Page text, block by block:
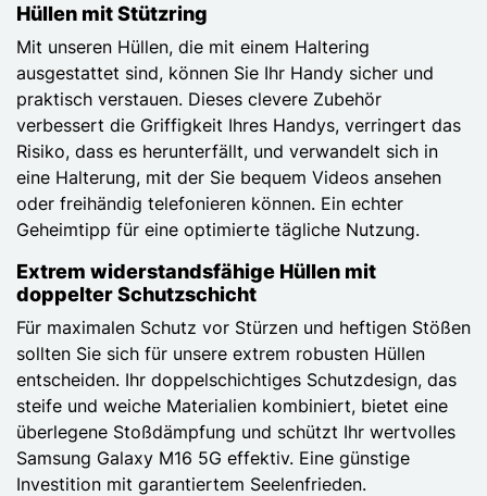
Hüllen mit Stützring
Mit unseren Hüllen, die mit einem Haltering
ausgestattet sind, können Sie Ihr Handy sicher und
praktisch verstauen. Dieses clevere Zubehör
verbessert die Griffigkeit Ihres Handys, verringert das
Risiko, dass es herunterfällt, und verwandelt sich in
eine Halterung, mit der Sie bequem Videos ansehen
oder freihändig telefonieren können. Ein echter
Geheimtipp für eine optimierte tägliche Nutzung.
Extrem widerstandsfähige Hüllen mit
doppelter Schutzschicht
Für maximalen Schutz vor Stürzen und heftigen Stößen
sollten Sie sich für unsere extrem robusten Hüllen
entscheiden. Ihr doppelschichtiges Schutzdesign, das
steife und weiche Materialien kombiniert, bietet eine
überlegene Stoßdämpfung und schützt Ihr wertvolles
Samsung Galaxy M16 5G effektiv. Eine günstige
Investition mit garantiertem Seelenfrieden.